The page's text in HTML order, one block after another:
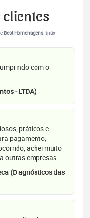
clientes
Best Homenagens. (não
com o
- LTDA)
práticos e
pagamento,
achei muito
outras empresas.
(Diagnósticos das